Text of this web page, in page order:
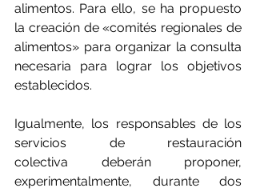
alimentos. Para ello, se ha propuesto
la creación de «comités regionales de
alimentos» para organizar la consulta
necesaria para lograr los objetivos
establecidos.
Igualmente, los responsables de los
servicios de restauración
colectiva deberán proponer,
experimentalmente, durante dos